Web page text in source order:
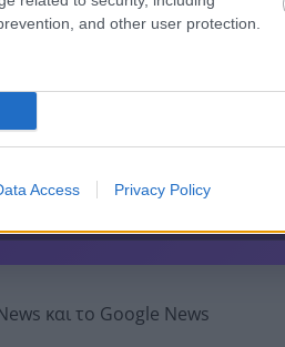
and other user protection.
Access Privacy Policy
ιδέες για τη γειτονιά σου.
και το Google News